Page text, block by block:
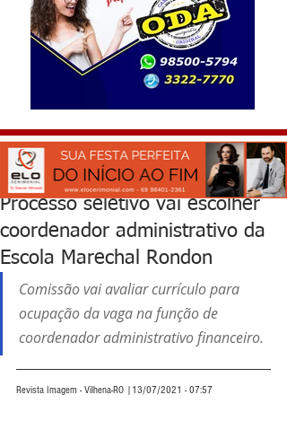
Processo seletivo vai escolher
coordenador administrativo da
Escola Marechal Rondon
Comissão vai avaliar currículo para
ocupação da vaga na função de
coordenador administrativo financeiro.
Revista Imagem - Vilhena-RO |13/07/2021 - 07:57